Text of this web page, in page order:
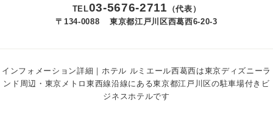
インフォメーション詳細｜ホテル ルミエール西葛西は東京ディズニーラ
ンド周辺・東京メトロ東西線沿線にある東京都江戸川区の駐車場付きビ
ジネスホテルです
TEL03-5676-2711
（代表）
〒134-0088
東京都江戸川区西葛西6-20-3